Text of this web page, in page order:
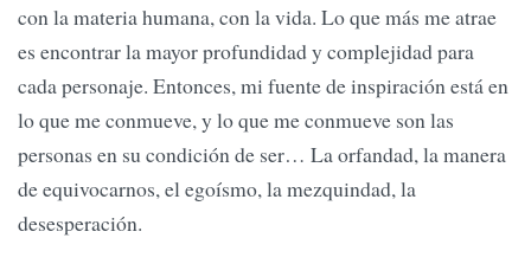
con la materia humana, con la vida. Lo que más me atrae
es encontrar la mayor profundidad y complejidad para
cada personaje. Entonces, mi fuente de inspiración está en
lo que me conmueve, y lo que me conmueve son las
personas en su condición de ser… La orfandad, la manera
de equivocarnos, el egoísmo, la mezquindad, la
desesperación.